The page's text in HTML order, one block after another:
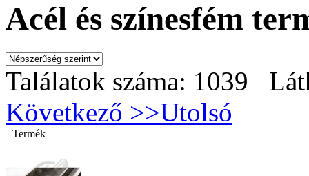
Acél és színesfém
Találatok száma: 1039
Következő >>Utolsó
Termék